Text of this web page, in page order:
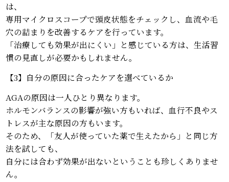
は、
専用マイクロスコープで頭皮状態をチェックし、血流や毛
穴の詰まりを改善するケアを行っています。
「治療しても効果が出にくい」と感じている方は、生活習
慣の見直しが必要かもしれません。
【3】自分の原因に合ったケアを選べているか
AGAの原因は一人ひとり異なります。
ホルモンバランスの影響が強い方もいれば、血行不良やス
トレスが主な原因の方もいます。
そのため、「友人が使っていた薬で生えたから」と同じ方
法を試しても、
自分には合わず効果が出ないということも珍しくありませ
ん。